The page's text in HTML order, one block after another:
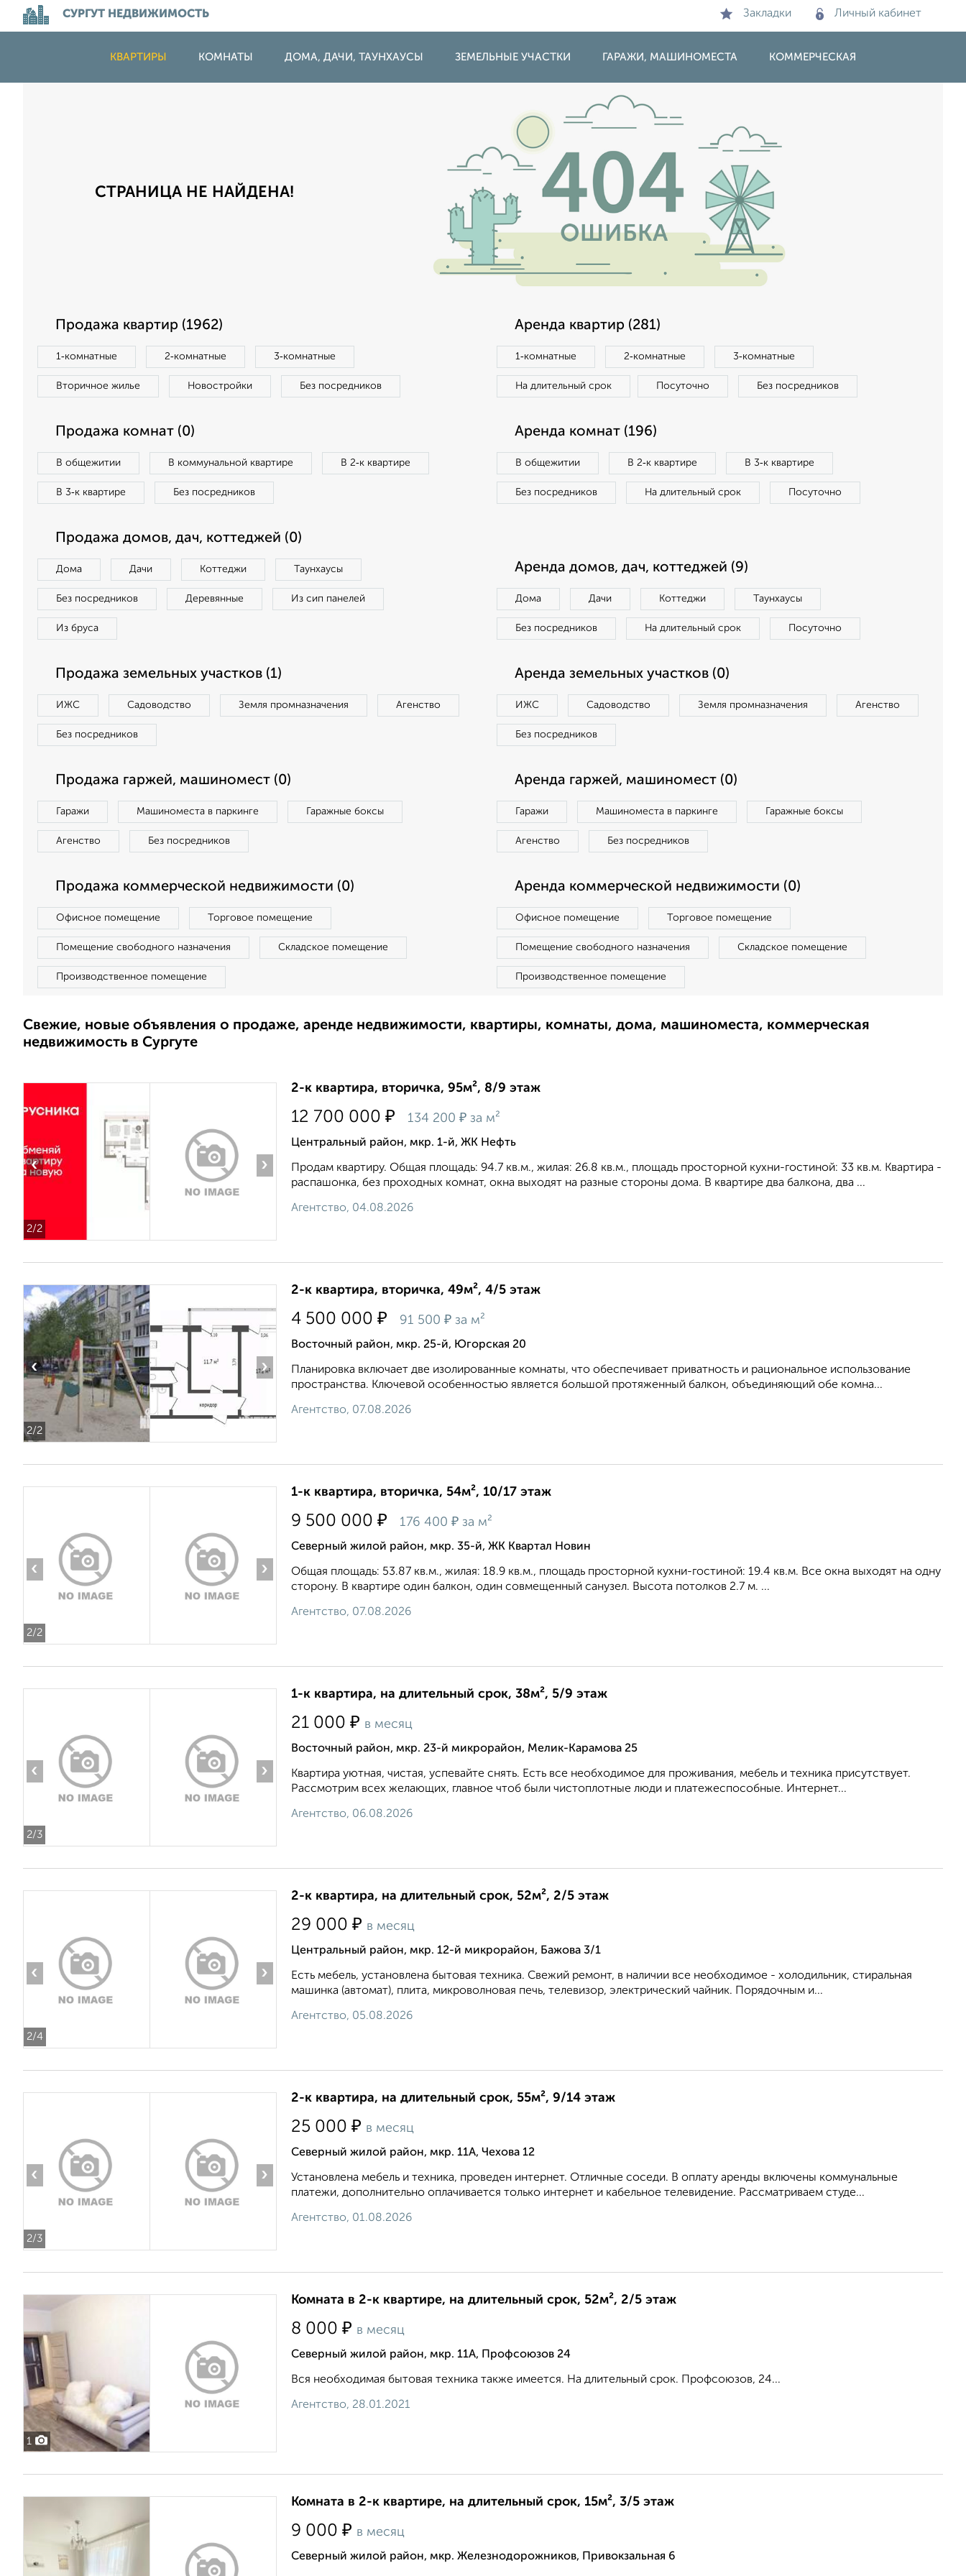
СУРГУТ НЕДВИЖИМОСТЬ Закладки Личный кабинет
КВАРТИРЫ КОМНАТЫ ДОМА, ДАЧИ, ТАУНХАУСЫ ЗЕМЕЛЬНЫЕ УЧАСТКИ ГАРАЖИ, МАШИНОМЕСТА КОММЕРЧЕСКАЯ
СТРАНИЦА НЕ НАЙДЕНА!
Продажа квартир (1962)
1‑комнатные 2‑комнатные 3‑комнатные
Вторичное жилье Новостройки Без посредников
Аренда квартир (281)
1‑комнатные 2‑комнатные 3‑комнатные
На длительный срок Посуточно Без посредников
Продажа комнат (0)
В общежитии В коммунальной квартире В 2‑к квартире
В 3‑к квартире Без посредников
Аренда комнат (196)
В общежитии В 2‑к квартире В 3‑к квартире
Без посредников На длительный срок Посуточно
Продажа домов, дач, коттеджей (0)
Дома Дачи Коттеджи Таунхаусы
Без посредников Деревянные Из сип панелей
Из бруса
Аренда домов, дач, коттеджей (9)
Дома Дачи Коттеджи Таунхаусы
Без посредников На длительный срок Посуточно
Продажа земельных участков (1)
ИЖС Садоводство Земля промназначения Агенство
Без посредников
Аренда земельных участков (0)
ИЖС Садоводство Земля промназначения Агенство
Без посредников
Продажа гаржей, машиномест (0)
Гаражи Машиноместа в паркинге Гаражные боксы
Агенство Без посредников
Аренда гаржей, машиномест (0)
Гаражи Машиноместа в паркинге Гаражные боксы
Агенство Без посредников
Продажа коммерческой недвижимости (0)
Офисное помещение Торговое помещение
Помещение свободного назначения Складское помещение
Производственное помещение
Аренда коммерческой недвижимости (0)
Офисное помещение Торговое помещение
Помещение свободного назначения Складское помещение
Производственное помещение
Свежие, новые объявления о продаже, аренде недвижимости, квартиры, комнаты, дома, машиноместа, коммерческая
недвижимость в Сургуте
2/2
‹ ›
2-к квартира, вторичка, 95м², 8/9 этаж
12 700 000 ₽ 134 200 ₽ за м²
Центральный район, мкр. 1-й, ЖК Нефть
Продам квартиру. Общая площадь: 94.7 кв.м., жилая: 26.8 кв.м., площадь просторной кухни-гостиной: 33 кв.м. Квартира -
распашонка, без проходных комнат, окна выходят на paзные стороны дома. В квартире два балкона, два ...
Агентство, 04.08.2026
2/2
‹ ›
2-к квартира, вторичка, 49м², 4/5 этаж
4 500 000 ₽ 91 500 ₽ за м²
Восточный район, мкр. 25-й, Югорская 20
Планировка включает две изолированные комнаты, что обеспечивает приватность и рациональное использование
пространства. Ключевой особенностью является большой протяженный балкон, объединяющий обе комна...
Агентство, 07.08.2026
2/2
‹ ›
1-к квартира, вторичка, 54м², 10/17 этаж
9 500 000 ₽ 176 400 ₽ за м²
Северный жилой район, мкр. 35-й, ЖК Квартал Новин
Общая площадь: 53.87 кв.м., жилая: 18.9 кв.м., площадь просторной кухни-гостиной: 19.4 кв.м. Все окна выходят на одну
сторону. В квартире один балкон, один совмещенный санузел. Высота потолков 2.7 м. ...
Агентство, 07.08.2026
2/3
‹ ›
1-к квартира, на длительный срок, 38м², 5/9 этаж
21 000 ₽ в месяц
Восточный район, мкр. 23-й микрорайон, Мелик-Карамова 25
Квартира уютная, чистая, успевайте снять. Есть все необходимое для проживания, мебель и техника присутствует.
Рассмотрим всех желающих, главное чтоб были чистоплотные люди и платежеспособные. Интернет...
Агентство, 06.08.2026
2/4
‹ ›
2-к квартира, на длительный срок, 52м², 2/5 этаж
29 000 ₽ в месяц
Центральный район, мкр. 12-й микрорайон, Бажова 3/1
Есть мебель, установлена бытовая техника. Свежий ремонт, в наличии все необходимое - холодильник, стиральная
машинка (автомат), плита, микроволновая печь, телевизор, электрический чайник. Порядочным и...
Агентство, 05.08.2026
2/3
‹ ›
2-к квартира, на длительный срок, 55м², 9/14 этаж
25 000 ₽ в месяц
Северный жилой район, мкр. 11А, Чехова 12
Установлена мебель и техника, проведен интернет. Отличные соседи. В оплату аренды включены коммунальные
платежи, дополнительно оплачивается только интернет и кабельное телевидение. Рассматриваем студе...
Агентство, 01.08.2026
1
Комната в 2-к квартире, на длительный срок, 52м², 2/5 этаж
8 000 ₽ в месяц
Северный жилой район, мкр. 11А, Профсоюзов 24
Вся необходимая бытовая техника также имеется. На длительный срок. Профсоюзов, 24...
Агентство, 28.01.2021
Комната в 2-к квартире, на длительный срок, 15м², 3/5 этаж
9 000 ₽ в месяц
Северный жилой район, мкр. Железнодорожников, Привокзальная 6